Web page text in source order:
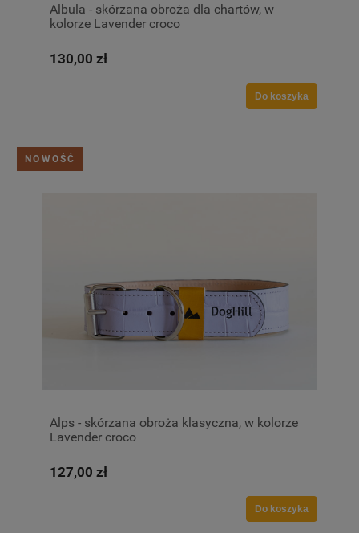
Albula - skórzana obroża dla chartów, w
kolorze Lavender croco
130,00 zł
Do koszyka
Alps - skórzana obroża klasyczna, w kolorze
Lavender croco
127,00 zł
Do koszyka
NOWOŚĆ